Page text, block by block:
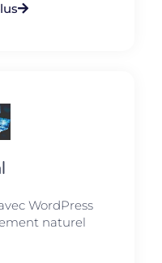
WordPress
naturel